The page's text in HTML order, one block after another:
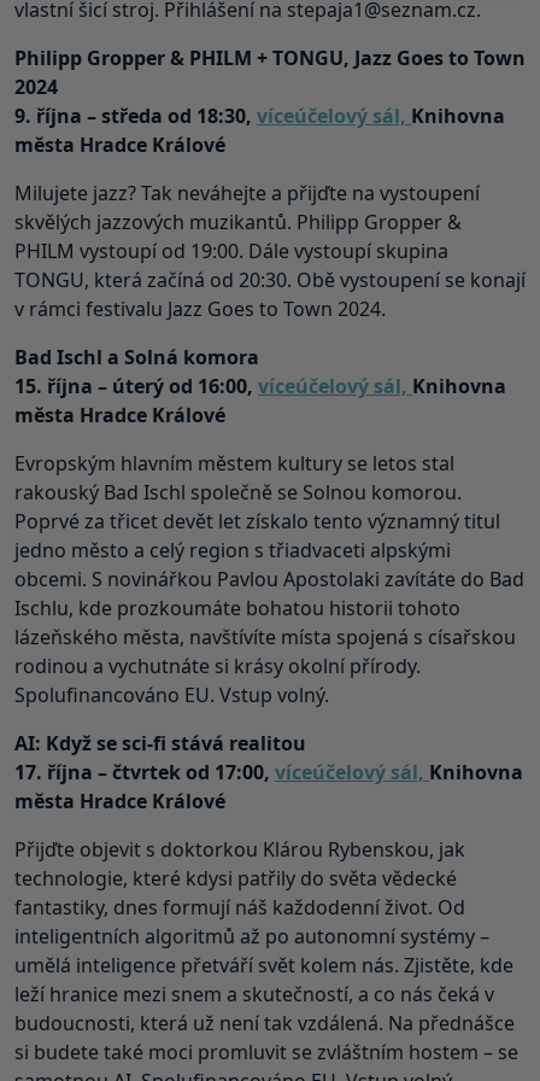
vlastní šicí stroj. Přihlášení na stepaja1@seznam.cz.
Philipp Gropper & PHILM + TONGU, Jazz Goes to Town
2024
9. října – středa od 18:30, víceúčelový sál, Knihovna
města Hradce Králové
Milujete jazz? Tak neváhejte a přijďte na vystoupení
skvělých jazzových muzikantů. Philipp Gropper &
PHILM vystoupí od 19:00. Dále vystoupí skupina
TONGU, která začíná od 20:30. Obě vystoupení se konají
v rámci festivalu Jazz Goes to Town 2024.
Bad Ischl a Solná komora
15. října – úterý od 16:00, víceúčelový sál, Knihovna
města Hradce Králové
Evropským hlavním městem kultury se letos stal
rakouský Bad Ischl společně se Solnou komorou.
Poprvé za třicet devět let získalo tento významný titul
jedno město a celý region s třiadvaceti alpskými
obcemi. S novinářkou Pavlou Apostolaki zavítáte do Bad
Ischlu, kde prozkoumáte bohatou historii tohoto
lázeňského města, navštívíte místa spojená s císařskou
rodinou a vychutnáte si krásy okolní přírody.
Spolufinancováno EU. Vstup volný.
AI: Když se sci-fi stává realitou
17. října – čtvrtek od 17:00, víceúčelový sál, Knihovna
města Hradce Králové
Přijďte objevit s doktorkou Klárou Rybenskou, jak
technologie, které kdysi patřily do světa vědecké
fantastiky, dnes formují náš každodenní život. Od
inteligentních algoritmů až po autonomní systémy –
umělá inteligence přetváří svět kolem nás. Zjistěte, kde
leží hranice mezi snem a skutečností, a co nás čeká v
budoucnosti, která už není tak vzdálená. Na přednášce
si budete také moci promluvit se zvláštním hostem – se